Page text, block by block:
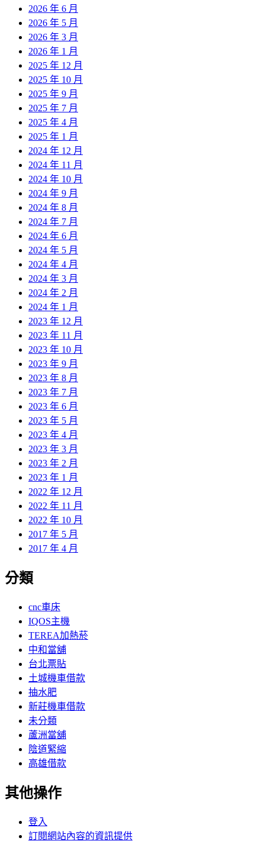
2026 年 6 月
2026 年 5 月
2026 年 3 月
2026 年 1 月
2025 年 12 月
2025 年 10 月
2025 年 9 月
2025 年 7 月
2025 年 4 月
2025 年 1 月
2024 年 12 月
2024 年 11 月
2024 年 10 月
2024 年 9 月
2024 年 8 月
2024 年 7 月
2024 年 6 月
2024 年 5 月
2024 年 4 月
2024 年 3 月
2024 年 2 月
2024 年 1 月
2023 年 12 月
2023 年 11 月
2023 年 10 月
2023 年 9 月
2023 年 8 月
2023 年 7 月
2023 年 6 月
2023 年 5 月
2023 年 4 月
2023 年 3 月
2023 年 2 月
2023 年 1 月
2022 年 12 月
2022 年 11 月
2022 年 10 月
2017 年 5 月
2017 年 4 月
分類
cnc車床
IQOS主機
TEREA加熱菸
中和當舖
台北票貼
土城機車借款
抽水肥
新莊機車借款
未分類
蘆洲當舖
陰道緊縮
高雄借款
其他操作
登入
訂閱網站內容的資訊提供